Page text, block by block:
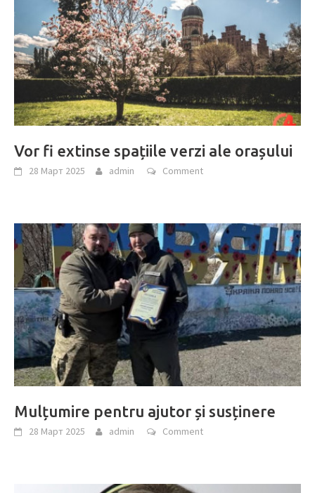
Vor fi extinse spațiile verzi ale orașului
28 Март 2025 admin Comment
Mulțumire pentru ajutor și susținere
28 Март 2025 admin Comment